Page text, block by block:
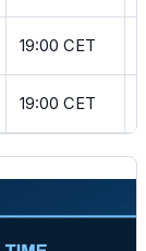
19:00 CET
19:00 CET